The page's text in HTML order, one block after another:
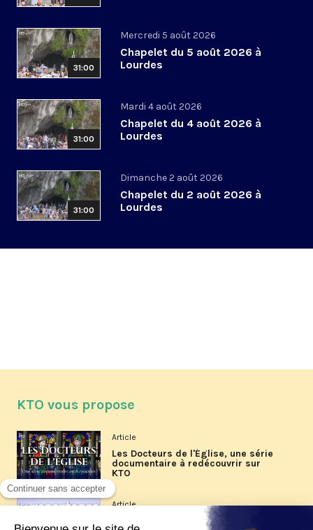
31:00
Mercredi 5 août 2026
Chapelet du 5 août 2026 à
Lourdes
31:00
Mardi 4 août 2026
Chapelet du 4 août 2026 à
Lourdes
31:00
Dimanche 2 août 2026
Chapelet du 2 août 2026 à
Lourdes
KTO vous propose
Article
Les Docteurs de l'Église, une série
documentaire à redécouvrir sur
KTO
Article
Les reportages d'été 2026 de KTO